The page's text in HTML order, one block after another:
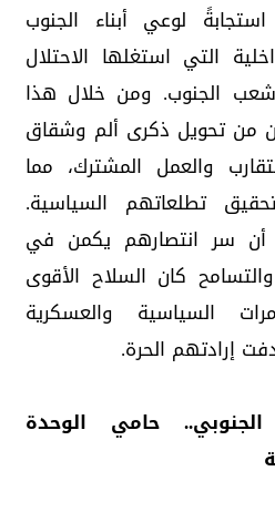
لوعي أبناء الجنوب
التي استغلها الاحتلال
الجنوب. ومن خلال هذا
من تحويل ذكرى ألم وشقاق
والعمل المشترك، مما
تطلعاتهم السياسية.
أن سر انتصارهم يكمن في
كان السلاح الأقوى
السياسية والعسكرية
إرادتهم الحرة.
الجنوبي.. حامي الوحدة